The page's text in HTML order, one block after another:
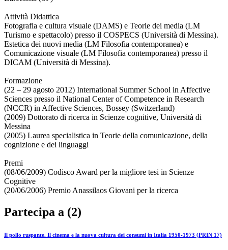
Attività Didattica
Fotografia e cultura visuale (DAMS) e Teorie dei media (LM
Turismo e spettacolo) presso il COSPECS (Università di Messina).
Estetica dei nuovi media (LM Filosofia contemporanea) e
Comunicazione visuale (LM Filosofia contemporanea) presso il
DICAM (Università di Messina).
Formazione
(22 – 29 agosto 2012) International Summer School in Affective
Sciences presso il National Center of Competence in Research
(NCCR) in Affective Sciences, Bossey (Switzerland)
(2009) Dottorato di ricerca in Scienze cognitive, Università di
Messina
(2005) Laurea specialistica in Teorie della comunicazione, della
cognizione e dei linguaggi
Premi
(08/06/2009) Codisco Award per la migliore tesi in Scienze
Cognitive
(20/06/2006) Premio Anassilaos Giovani per la ricerca
Partecipa a (2)
Il pollo ruspante. Il cinema e la nuova cultura dei consumi in Italia 1950-1973 (PRIN 17)